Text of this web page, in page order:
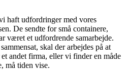
haft udfordringer med vores
De sendte for små containere,
været et udfordrende samarbejde.
skal der arbejdes på at
andet firma, eller vi finder en måde
må tiden vise.